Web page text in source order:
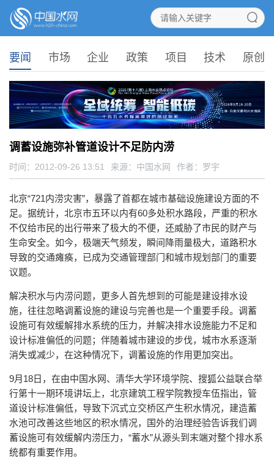
要闻 市场 企业 政策 项目 技术 原创
调蓄设施弥补管道设计不足防内涝
时间：2012-09-26 13:51 来源： 中国水网 作者：罗宇
北京“721内涝灾害”，暴露了首都在城市基础设施建设方面的不
足。据统计，北京市五环以内有60多处积水路段，严重的积水
不仅给市民的出行带来了极大的不便，还威胁了市民的财产与
生命安全。如今，极端天气频发，瞬间降雨量极大，道路积水
导致的交通瘫痪，已成为交通管理部门和城市规划部门的重要
议题。
解决积水与内涝问题，更多人首先想到的可能是建设排水设
施，往往忽略调蓄设施的建设与完善也是一个重要手段。调蓄
设施可有效缓解排水系统的压力，并解决排水设施能力不足和
设计标准偏低的问题；伴随着城市建设的步伐，城市水系逐渐
消失或减少，在这种情况下，调蓄设施的作用更加突出。
9月18日，在由中国水网、清华大学环境学院、搜狐公益联合举
行第十一期环境讲坛上，北京建筑工程学院教授车伍指出，管
道设计标准偏低，导致下沉式立交桥区产生积水情况，建造蓄
水池可改善这些地区的积水情况，国外的治理经验告诉我们调
蓄设施可有效缓解内涝压力，“蓄水”从源头到末端对整个排水系
统都有重要作用。